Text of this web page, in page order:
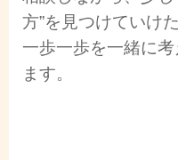
方”を見つけていけ
一歩一歩を一緒に
ます。